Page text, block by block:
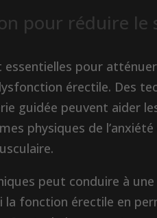
pour réduire le
pour
érectile. Des
guidée peuvent aider
physiques de
peut conduire à
la fonction érectile en